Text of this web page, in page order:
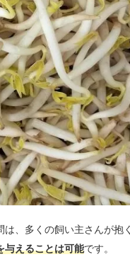
、多くの飼い主さんが抱
与えることは可能です。